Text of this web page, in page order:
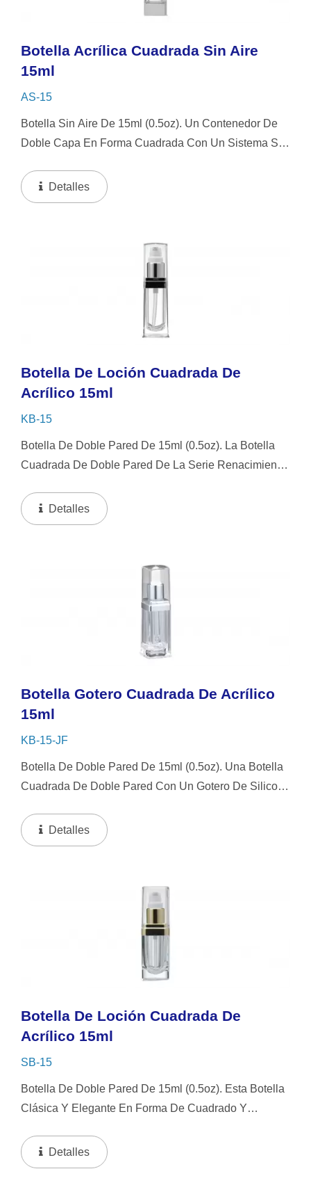
Botella Acrílica Cuadrada Sin Aire
15ml
AS-15
Botella Sin Aire De 15ml (0.5oz). Un Contenedor De
Doble Capa En Forma Cuadrada Con Un Sistema Sin
Acentuado Por Componentes De Aluminio Brillante.
El...
Detalles
Botella De Loción Cuadrada De
Acrílico 15ml
KB-15
Botella De Doble Pared De 15ml (0.5oz). La Botella
Cuadrada De Doble Pared De La Serie Renacimiento.
Como A Mujeres, Ofreciendo Durabilidad Y Elegancia
Para...
Detalles
Botella Gotero Cuadrada De Acrílico
15ml
KB-15-JF
Botella De Doble Pared De 15ml (0.5oz). Una Botella
Cuadrada De Doble Pared Con Un Gotero De Silicona
Botella Cuadrada Es Fácil De Usar, Pero También...
Detalles
Botella De Loción Cuadrada De
Acrílico 15ml
SB-15
Botella De Doble Pared De 15ml (0.5oz). Esta Botella
Clásica Y Elegante En Forma De Cuadrado Y
Para Mayor Durabilidad. Personalizable Para
Coincidir Con El Estilo...
Detalles